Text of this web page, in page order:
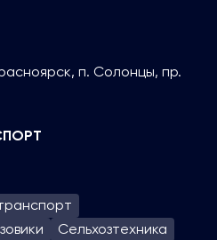
п. Солонцы, пр.
Сельхозтехника